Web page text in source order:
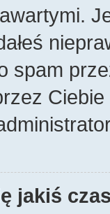
spam
jakiś